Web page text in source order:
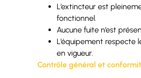
L’extincteur est
fonctionnel.
Aucune fuite n’est
L’équipement respecte
en vigueur.
Contrôle général et